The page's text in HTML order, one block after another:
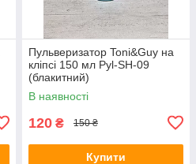
Пульверизатор Toni&Guy на
кліпсі 150 мл Pyl-SH-09
(блакитний)
В наявності
120 ₴ 150 ₴
Купити